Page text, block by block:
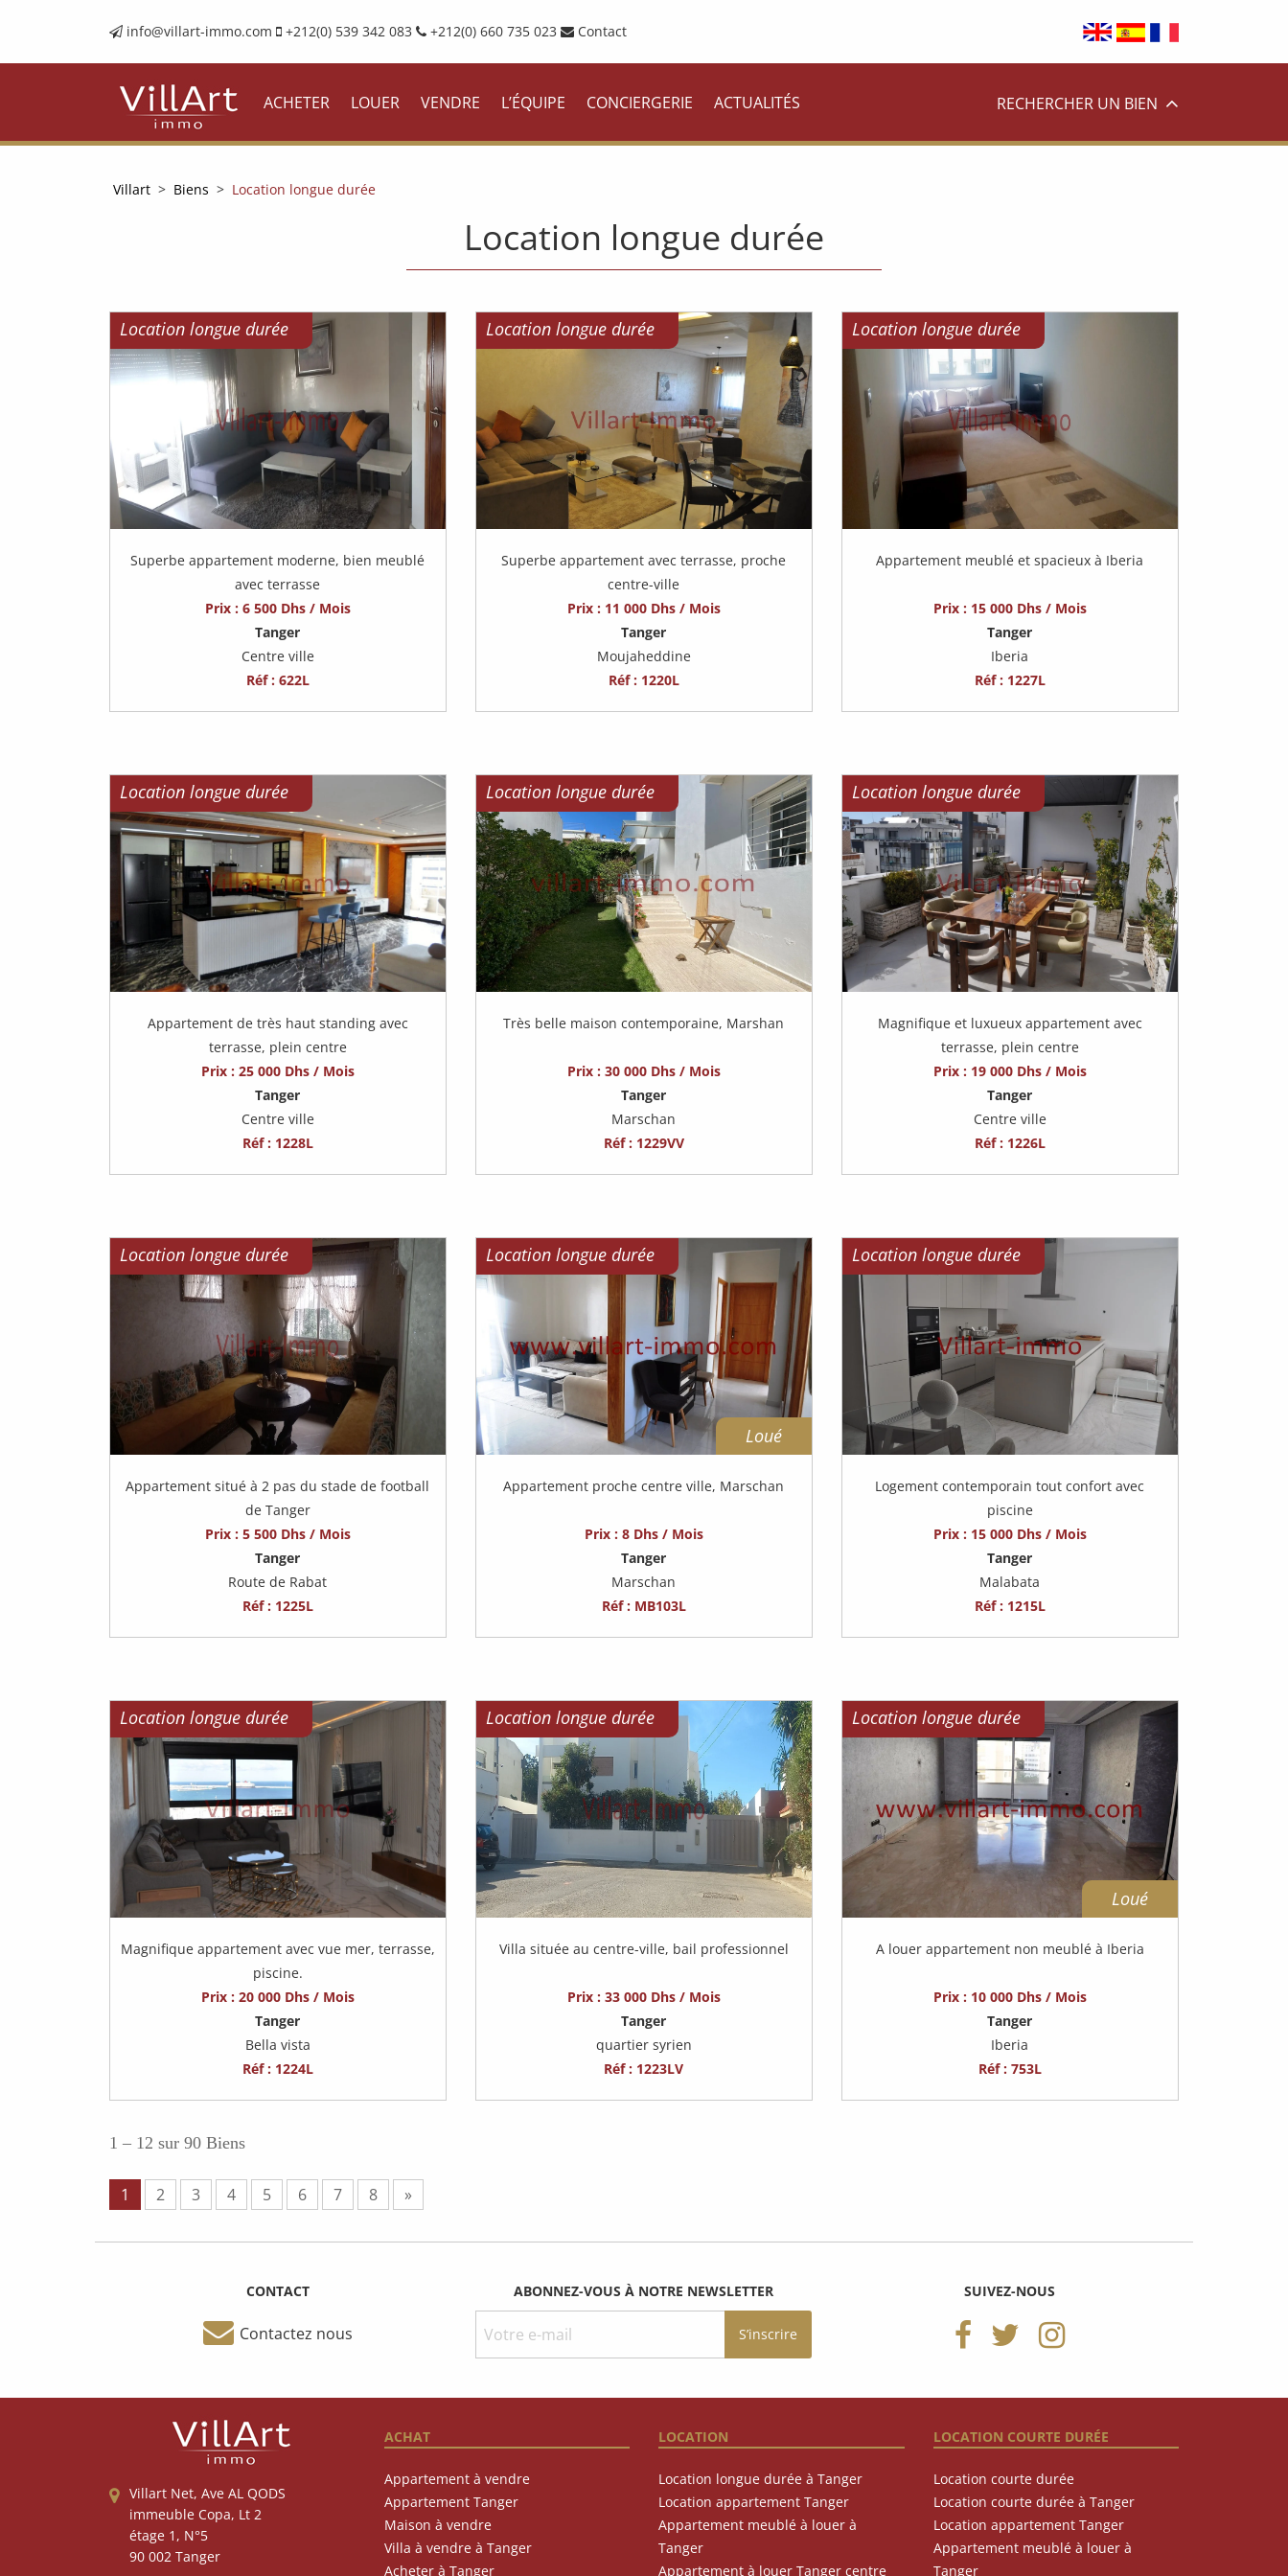
info@villart-immo.com +212(0) 539 342 083 +212(0) 660 735 023 Contact
ACHETER LOUER VENDRE L’ÉQUIPE CONCIERGERIE ACTUALITÉS RECHERCHER UN BIEN
Villart > Biens > Location longue durée
Location longue durée
Location longue durée
Superbe appartement moderne, bien meublé
avec terrasse
Prix : 6 500 Dhs / Mois
Tanger
Centre ville
Réf : 622L
Location longue durée
Superbe appartement avec terrasse, proche
centre-ville
Prix : 11 000 Dhs / Mois
Tanger
Moujaheddine
Réf : 1220L
Location longue durée
Appartement meublé et spacieux à Iberia
Prix : 15 000 Dhs / Mois
Tanger
Iberia
Réf : 1227L
Location longue durée
Appartement de très haut standing avec
terrasse, plein centre
Prix : 25 000 Dhs / Mois
Tanger
Centre ville
Réf : 1228L
Location longue durée
Très belle maison contemporaine, Marshan
Prix : 30 000 Dhs / Mois
Tanger
Marschan
Réf : 1229VV
Location longue durée
Magnifique et luxueux appartement avec
terrasse, plein centre
Prix : 19 000 Dhs / Mois
Tanger
Centre ville
Réf : 1226L
Location longue durée
Appartement situé à 2 pas du stade de football
de Tanger
Prix : 5 500 Dhs / Mois
Tanger
Route de Rabat
Réf : 1225L
Location longue durée
Loué
Appartement proche centre ville, Marschan
Prix : 8 Dhs / Mois
Tanger
Marschan
Réf : MB103L
Location longue durée
Logement contemporain tout confort avec
piscine
Prix : 15 000 Dhs / Mois
Tanger
Malabata
Réf : 1215L
Location longue durée
Magnifique appartement avec vue mer, terrasse,
piscine.
Prix : 20 000 Dhs / Mois
Tanger
Bella vista
Réf : 1224L
Location longue durée
Villa située au centre-ville, bail professionnel
Prix : 33 000 Dhs / Mois
Tanger
quartier syrien
Réf : 1223LV
Location longue durée
Loué
A louer appartement non meublé à Iberia
Prix : 10 000 Dhs / Mois
Tanger
Iberia
Réf : 753L
1 – 12 sur 90 Biens
1 2 3 4 5 6 7 8 »
CONTACT
Contactez nous
ABONNEZ-VOUS À NOTRE NEWSLETTER SUIVEZ-NOUS
Villart Net, Ave AL QODS
immeuble Copa, Lt 2
étage 1, N°5
90 002 Tanger
ACHAT
Appartement à vendre
Appartement Tanger
Maison à vendre
Villa à vendre à Tanger
Acheter à Tanger
LOCATION
Location longue durée à Tanger
Location appartement Tanger
Appartement meublé à louer à
Tanger
Appartement à louer Tanger centre
LOCATION COURTE DURÉE
Location courte durée
Location courte durée à Tanger
Location appartement Tanger
Appartement meublé à louer à
Tanger